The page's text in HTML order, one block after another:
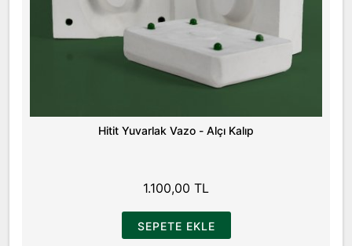
Hitit Yuvarlak Vazo - Alçı Kalıp
1.100,00 TL
SEPETE EKLE